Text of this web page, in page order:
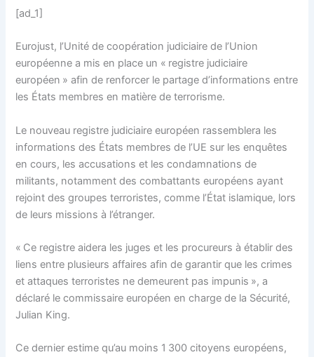
[ad_1]
Eurojust, l’Unité de coopération judiciaire de l’Union
européenne a mis en place un « registre judiciaire
européen » afin de renforcer le partage d’informations entre
les États membres en matière de terrorisme.
Le nouveau registre judiciaire européen rassemblera les
informations des États membres de l’UE sur les enquêtes
en cours, les accusations et les condamnations de
militants, notamment des combattants européens ayant
rejoint des groupes terroristes, comme l’État islamique, lors
de leurs missions à l’étranger.
« Ce registre aidera les juges et les procureurs à établir des
liens entre plusieurs affaires afin de garantir que les crimes
et attaques terroristes ne demeurent pas impunis », a
déclaré le commissaire européen en charge de la Sécurité,
Julian King.
Ce dernier estime qu’au moins 1 300 citoyens européens,